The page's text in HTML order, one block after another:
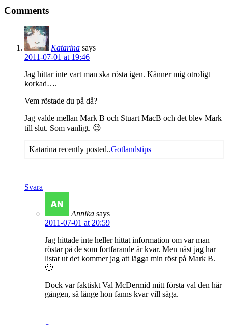
Comments
Katarina says
2011-07-01 at 19:46
Jag hittar inte vart man ska rösta igen. Känner mig otroligt
korkad….
Vem röstade du på då?
Jag valde mellan Mark B och Stuart MacB och det blev Mark
till slut. Som vanligt. 😉
Katarina recently posted..Gotlandstips
Svara
Annika says
2011-07-01 at 20:59
Jag hittade inte heller hittat information om var man
röstar på de som fortfarande är kvar. Men näst jag har
listat ut det kommer jag att lägga min röst på Mark B.
🙂
Dock var faktiskt Val McDermid mitt första val den här
gången, så länge hon fanns kvar vill säga.